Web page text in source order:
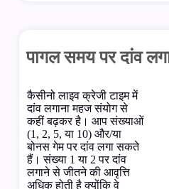
पागल समय पर दांव
कैसीनो लाइव क्रेजी टाइम में
दांव लगाना महज संयोग से
कहीं बढ़कर है। आप संख्याओं
(1, 2, 5, या 10) और/या
बोनस गेम पर दांव लगा सकते
हैं। संख्या 1 या 2 पर दांव
लगाने से जीतने की आवृत्ति
अधिक होती है क्योंकि वे